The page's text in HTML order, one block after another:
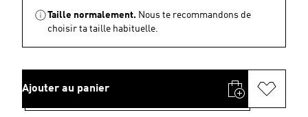
Taille normalement. Nous te recommandons de
choisir ta taille habituelle.
Ajouter au panier